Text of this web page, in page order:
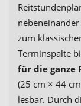
zum
Terminspalte
für die ganze
(25 cm × 44
lesbar. Durch